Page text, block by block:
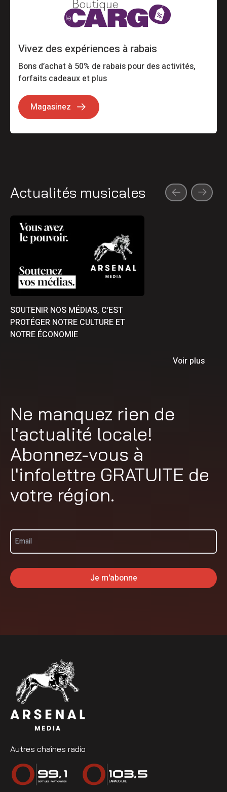
Vivez des expériences à rabais
Bons d’achat à 50% de rabais pour des activités,
forfaits cadeaux et plus
Magasinez
Actualités musicales
SOUTENIR NOS MÉDIAS, C’EST
PROTÉGER NOTRE CULTURE ET
NOTRE ÉCONOMIE
Voir plus
Ne manquez rien de
l'actualité locale!
Abonnez-vous à
l'infolettre GRATUITE de
votre région.
Autres chaînes radio